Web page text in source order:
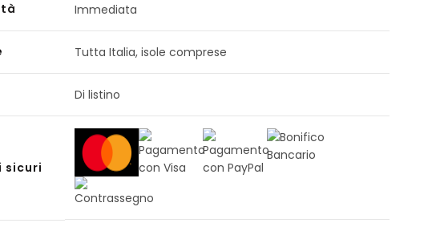
Immediata
Tutta Italia, isole comprese
Di listino
sicuri